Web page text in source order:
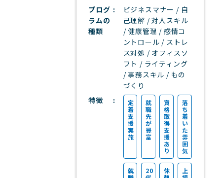
プログ
ラムの
種類
ビジネスマナー / 自
己理解 / 対人スキル
/ 健康管理 / 感情コ
ントロール / ストレ
ス対処 / オフィスソ
フト / ライティング
/ 事務スキル / もの
づくり
特徴
定
着
支
援
実
施
就
職
先
が
豊
富
資
格
取
得
支
援
あ
り
落
ち
着
い
た
雰
囲
気
就
20
休
上